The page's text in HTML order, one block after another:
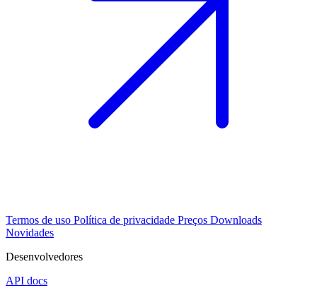
Termos de uso Política de privacidade Preços Downloads
Novidades
Desenvolvedores
API docs